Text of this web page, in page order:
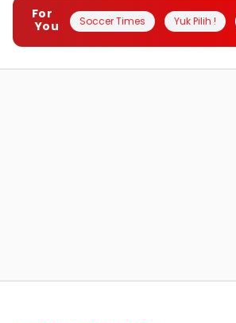
For
You
Soccer Times Yuk Pilih !